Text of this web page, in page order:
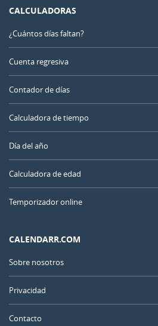
CALCULADORAS
¿Cuántos días faltan?
Cuenta regresiva
Contador de días
Calculadora de tiempo
Día del año
Calculadora de edad
Temporizador online
CALENDARR.COM
Sobre nosotros
Privacidad
Contacto